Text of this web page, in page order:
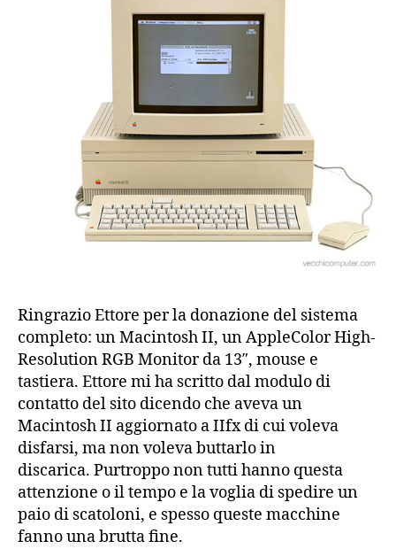
II
Ringrazio Ettore per la donazione del sistema
completo: un Macintosh II, un AppleColor High-
Resolution RGB Monitor da 13″, mouse e
tastiera. Ettore mi ha scritto dal modulo di
contatto del sito dicendo che aveva un
Macintosh II aggiornato a IIfx di cui voleva
disfarsi, ma non voleva buttarlo in
discarica. Purtroppo non tutti hanno questa
attenzione o il tempo e la voglia di spedire un
paio di scatoloni, e spesso queste macchine
fanno una brutta fine.